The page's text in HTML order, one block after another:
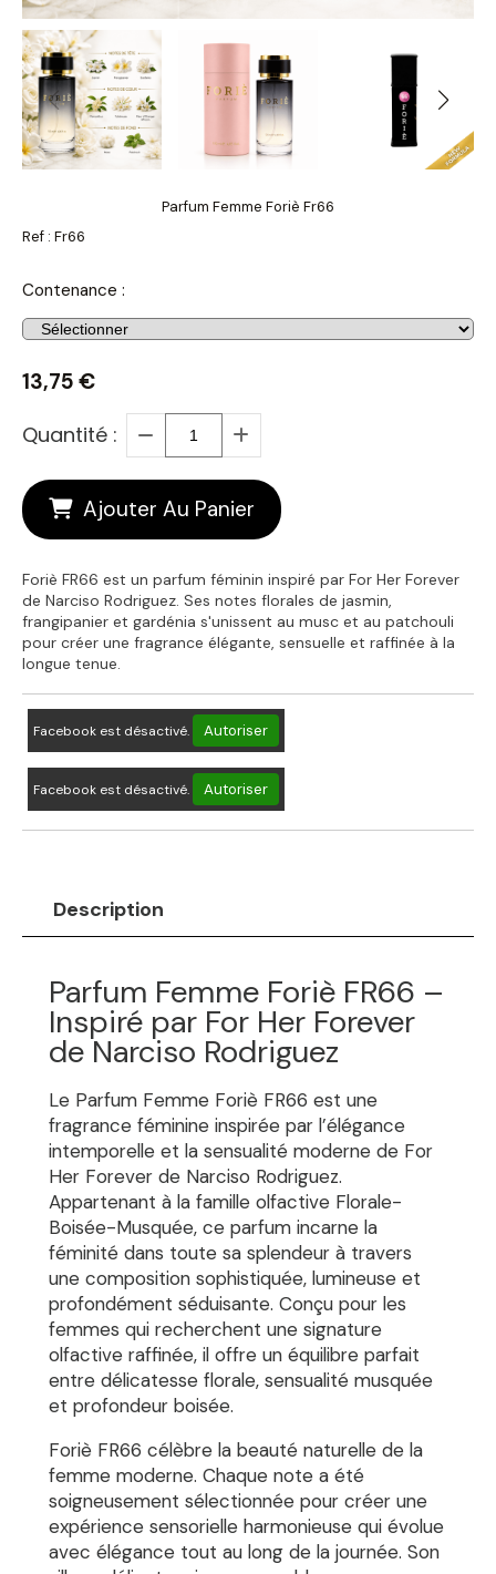
Parfum Femme Foriè Fr66
Ref : Fr66
Contenance :
13,75 €
Quantité :
Ajouter Au Panier
Foriè FR66 est un parfum féminin inspiré par For Her Forever
de Narciso Rodriguez. Ses notes florales de jasmin,
frangipanier et gardénia s'unissent au musc et au patchouli
pour créer une fragrance élégante, sensuelle et raffinée à la
longue tenue.
Facebook est désactivé. Autoriser
Facebook est désactivé. Autoriser
Description
Parfum Femme Foriè FR66 –
Inspiré par For Her Forever
de Narciso Rodriguez
Le Parfum Femme Foriè FR66 est une
fragrance féminine inspirée par l’élégance
intemporelle et la sensualité moderne de For
Her Forever de Narciso Rodriguez.
Appartenant à la famille olfactive Florale-
Boisée-Musquée, ce parfum incarne la
féminité dans toute sa splendeur à travers
une composition sophistiquée, lumineuse et
profondément séduisante. Conçu pour les
femmes qui recherchent une signature
olfactive raffinée, il offre un équilibre parfait
entre délicatesse florale, sensualité musquée
et profondeur boisée.
Foriè FR66 célèbre la beauté naturelle de la
femme moderne. Chaque note a été
soigneusement sélectionnée pour créer une
expérience sensorielle harmonieuse qui évolue
avec élégance tout au long de la journée. Son